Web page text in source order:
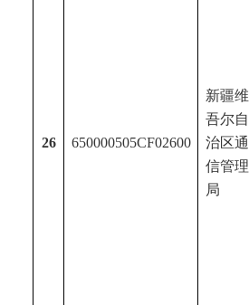
26 650000505CF02600
新疆维
吾尔自
治区通
信管理
局